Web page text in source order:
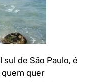
sul de São Paulo, é
quem quer